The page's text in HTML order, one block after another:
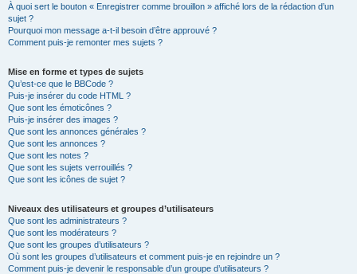
À quoi sert le bouton « Enregistrer comme brouillon » affiché lors de la rédaction d’un
sujet ?
Pourquoi mon message a-t-il besoin d’être approuvé ?
Comment puis-je remonter mes sujets ?
Mise en forme et types de sujets
Qu’est-ce que le BBCode ?
Puis-je insérer du code HTML ?
Que sont les émoticônes ?
Puis-je insérer des images ?
Que sont les annonces générales ?
Que sont les annonces ?
Que sont les notes ?
Que sont les sujets verrouillés ?
Que sont les icônes de sujet ?
Niveaux des utilisateurs et groupes d’utilisateurs
Que sont les administrateurs ?
Que sont les modérateurs ?
Que sont les groupes d’utilisateurs ?
Où sont les groupes d’utilisateurs et comment puis-je en rejoindre un ?
Comment puis-je devenir le responsable d’un groupe d’utilisateurs ?